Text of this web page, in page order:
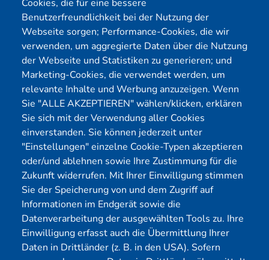
Cookies, die für eine bessere
Benutzerfreundlichkeit bei der Nutzung der
Webseite sorgen; Performance-Cookies, die wir
verwenden, um aggregierte Daten über die Nutzung
der Webseite und Statistiken zu generieren; und
Marketing-Cookies, die verwendet werden, um
relevante Inhalte und Werbung anzuzeigen. Wenn
Sie "ALLE AKZEPTIEREN" wählen/klicken, erklären
Sie sich mit der Verwendung aller Cookies
einverstanden. Sie können jederzeit unter
"Einstellungen" einzelne Cookie-Typen akzeptieren
oder/und ablehnen sowie Ihre Zustimmung für die
Zukunft widerrufen. Mit Ihrer Einwilligung stimmen
Sie der Speicherung von und dem Zugriff auf
Informationen im Endgerät sowie die
Datenverarbeitung der ausgewählten Tools zu. Ihre
Einwilligung erfasst auch die Übermittlung Ihrer
Daten in Drittländer (z. B. in den USA). Sofern
Menü
Cybersecurity
Pentest Anbieter
Pentest Kosten Rechner
KMU CyberRisikoCheck
OT-Security
Physical Pentest
Über uns
Förderungen
Kontakt
Blog
Karriere
Datenschutz
Impressum
Mitglied